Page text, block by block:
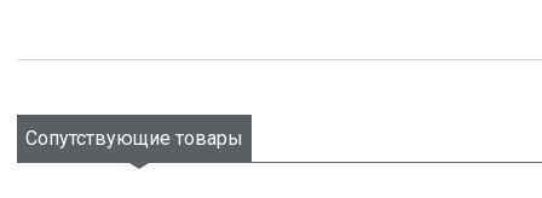
Сопутствующие товары